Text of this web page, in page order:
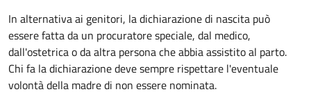
In alternativa ai genitori, la dichiarazione di nascita può
essere fatta da un procuratore speciale, dal medico,
dall'ostetrica o da altra persona che abbia assistito al parto.
Chi fa la dichiarazione deve sempre rispettare l'eventuale
volontà della madre di non essere nominata.